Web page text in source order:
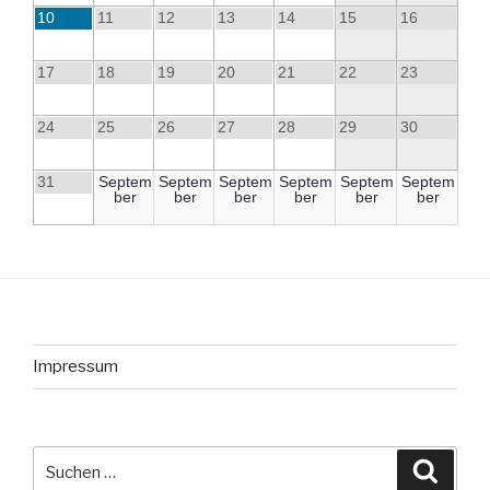
10 11 12 13 14 15 16
17 18 19 20 21 22 23
24 25 26 27 28 29 30
31
Septem
ber
Septem
ber
Septem
ber
Septem
ber
Septem
ber
Septem
ber
Impressum